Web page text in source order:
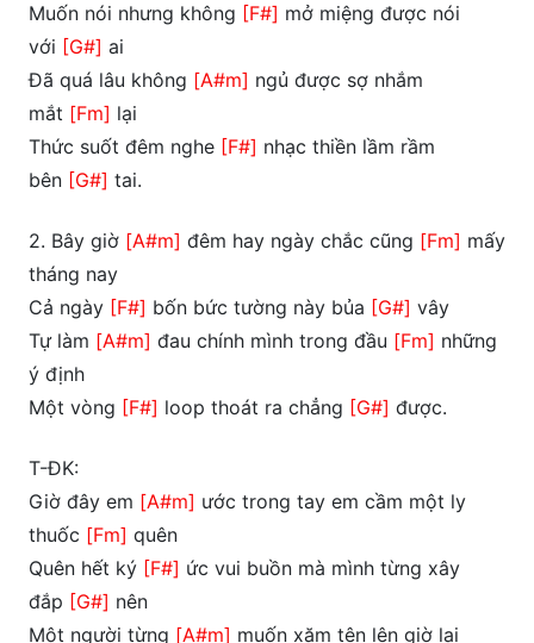
Muốn nói nhưng không [F#] mở miệng được nói
với [G#] ai
Đã quá lâu không [A#m] ngủ được sợ nhắm
mắt [Fm] lại
Thức suốt đêm nghe [F#] nhạc thiền lầm rầm
bên [G#] tai.
2. Bây giờ [A#m] đêm hay ngày chắc cũng [Fm] mấy
tháng nay
Cả ngày [F#] bốn bức tường này bủa [G#] vây
Tự làm [A#m] đau chính mình trong đầu [Fm] những
ý định
Một vòng [F#] loop thoát ra chẳng [G#] được.
T-ĐK:
Giờ đây em [A#m] ước trong tay em cầm một ly
thuốc [Fm] quên
Quên hết ký [F#] ức vui buồn mà mình từng xây
đắp [G#] nên
Một người từng [A#m] muốn xăm tên lên giờ lại